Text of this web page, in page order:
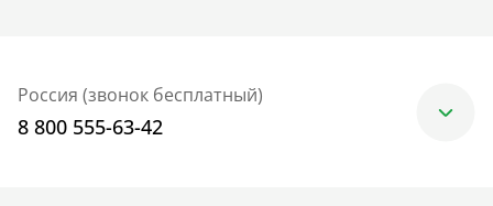
Россия (звонок бесплатный)
8 800 555-63-42